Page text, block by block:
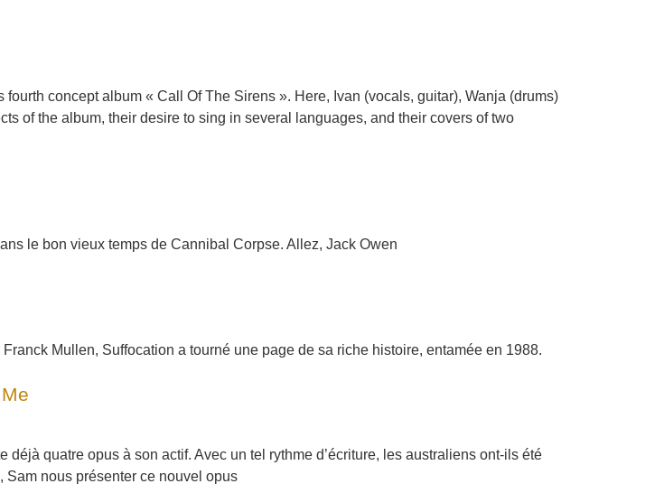
concept album « Call Of The Sirens ». Here, Ivan (vocals, guitar), Wanja (drums)
of the album, their desire to sing in several languages, and their covers of two
le bon vieux temps de Cannibal Corpse. Allez, Jack Owen
Mullen, Suffocation a tourné une page de sa riche histoire, entamée en 1988.
quatre opus à son actif. Avec un tel rythme d’écriture, les australiens ont-ils été
nous présenter ce nouvel opus